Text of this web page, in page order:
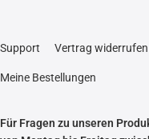
Support Vertrag widerrufen
Meine Bestellungen
Für Fragen zu unseren